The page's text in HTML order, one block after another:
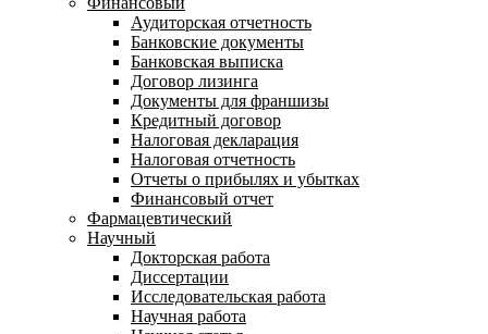
Аудиторская отчетность
Банковские документы
Банковская выписка
Договор лизинга
Документы для франшизы
Кредитный договор
Налоговая декларация
Налоговая отчетность
Отчеты о прибылях и убытках
Финансовый отчет
Фармацевтический
Научный
Докторская работа
Диссертации
Исследовательская работа
Научная работа